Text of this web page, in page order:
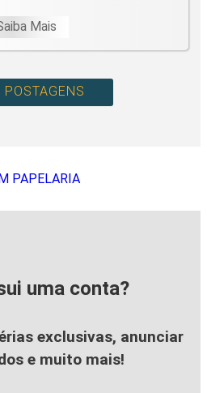
Mais
POSTAGENS
uma conta?
exclusivas, anunciar
e muito mais!